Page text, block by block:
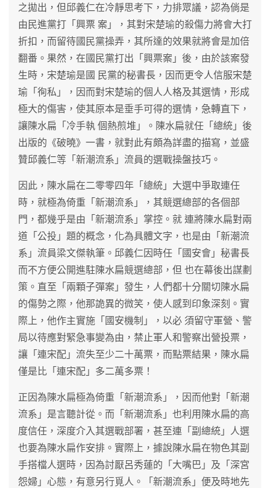
之拋出，但邱義仁在冷靜思考下，力排眾議，認為倘是
由民進黨打「興票 案」，其對宋楚瑜的殺傷力將會大打
折扣，而留待國民黨操弄，其所達的效果就將會是加倍
翻番。果然，在國民黨打出「興票案」後，由於該案發
生時，宋楚瑜是國 民黨的秘書長，因而更令人信服宋楚
瑜「徇私」，因而對宋楚瑜的個人人格及其選情，形成
極大的傷害，使其原本是垂手可得的選情，急轉直下，
讓陳水扁「冷手執 個熱煎堆」。陳水扁就任「總統」後
出版的《破曉》一書，就對此有頗為詳盡的描寫，並盛
贊邱義仁等「新潮流系」流員的選戰操盤技巧。
因此，陳水扁在二零零四年「總統」大選中爭取連任
時，就極為倚重「新潮流系」，其競選總部的各個部
門，都幾乎是由「新潮流系」掌控。就 連將陳水扁對兩
道「公投」題的概念，化為具體文字，也是由「新潮流
系」流員梁文傑執筆。邱義仁因時任「國安會」秘書長
而不方便公開進駐陳水扁競選總部，但 也在幕後出謀劃
策。直至「兩顆子彈案」發生，人們都十分關切陳水扁
的傷勢之際，他那詭異的微笑，使人感到印象深刻。實
際上，他作主實施「國安機制」，以必 須留守軍營、警
局以待應對緊急事變為由，禁止軍人和警察出營投票，
讓「連宋配」流失至少二十萬票，而點票結果，陳水扁
僅是比「連宋配」多二萬多票！
正因為陳水扁極為倚重「新潮流系」，因而他對「新潮
流系」是言聽計從。而「新潮流系」也利用陳水扁的高
度信任，深度介入其選戰部署，甚至連「副總統」人選
也要為陳水扁作安排。實際上，據說陳水扁在物色其副
手搭檔人選時，因為討厭呂秀蓮的「大嘴巴」及「深宮
怨婦」心態，有意另行覓人。「新潮流系」便及時地先